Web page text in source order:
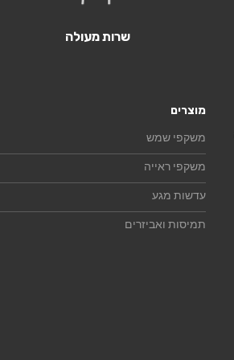
שרות מעולה
מוצרים
משקפי שמש
משקפי ראייה
עדשות מגע
תמיסות ואביזרים